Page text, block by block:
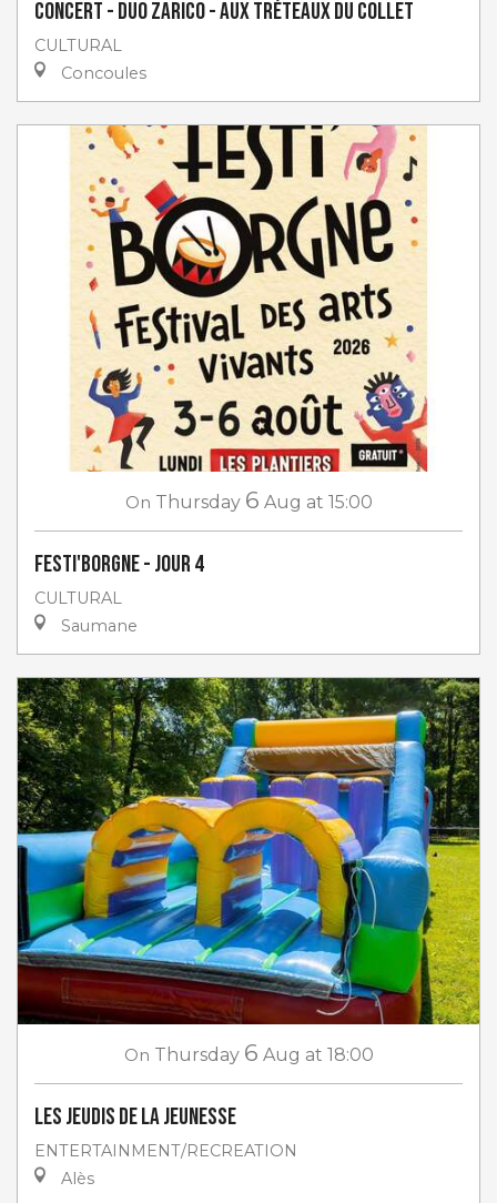
Concert - Duo Zarico - aux Tréteaux du Collet
CULTURAL
Concoules
On Thursday 6 Aug at 15:00
Festi'Borgne - jour 4
CULTURAL
Saumane
On Thursday 6 Aug at 18:00
Les jeudis de la jeunesse
ENTERTAINMENT/RECREATION
Alès